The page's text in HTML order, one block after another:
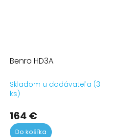
Benro HD3A
Skladom u dodávateľa (3
ks)
164 €
Do košíka